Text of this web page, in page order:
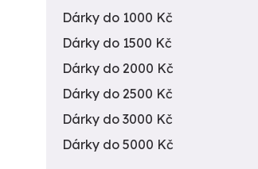
Dárky do 1000 Kč
Dárky do 1500 Kč
Dárky do 2000 Kč
Dárky do 2500 Kč
Dárky do 3000 Kč
Dárky do 5000 Kč